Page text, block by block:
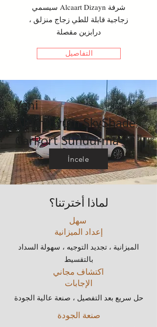
سيسمي Alcaart Dizayn شرفة
زجاجية قابلة للطي زجاج منزلق ،
درابزين مقصلة
التفاصيل
Yeni
Alüminyum SkyShade
CarPort Sundurma
İncele
لماذا أخترتنا؟
إعداد الميزانية
الميزانية ، تجديد التوجيه ، سهولة السداد
بالتقسيط
اكتشاف مجاني
الإجابات
حل سريع بعد التفصيل ، صنعة عالية الجودة
صنعة الجودة